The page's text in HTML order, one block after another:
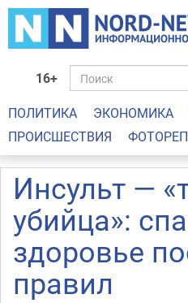
16+
ПОЛИТИКА ЭКОНОМИКА
ПРОИСШЕСТВИЯ
Инсульт —
убийца»:
здоровье
правил